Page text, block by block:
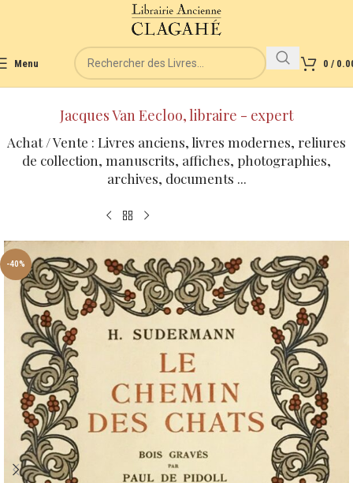
Menu 0 /
Jacques Van Eecloo, libraire - expert
Achat / Vente : Livres anciens, livres modernes, reliures
de collection, manuscrits, affiches, photographies,
archives, documents ...
-40%